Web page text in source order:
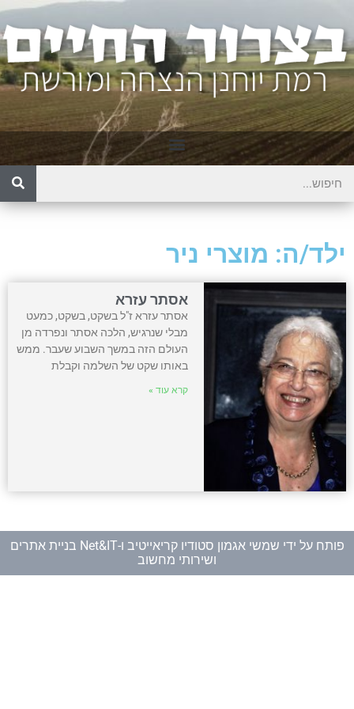
ילד/ה: מוצרי ניר
אסתר עזרא
אסתר עזרא ז"ל בשקט, בשקט, כמעט
מבלי שנרגיש, הלכה אסתר ונפרדה מן
העולם הזה במשך השבוע שעבר. ממש
באותו שקט של השלמה וקבלת
קרא עוד »
פותח על ידי שמשי אגמון סטודיו קריאייטיב ו-
Net&IT בניית אתרים
ושירותי מחשוב